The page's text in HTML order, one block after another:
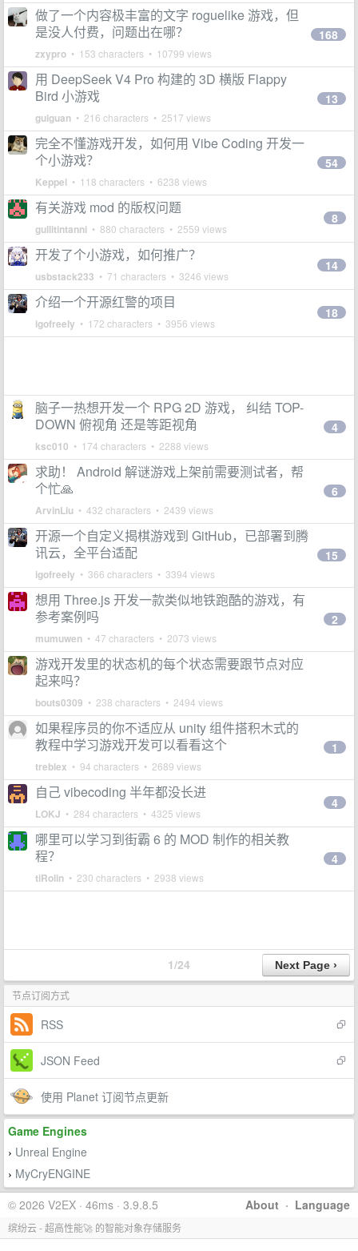
做了一个内容极丰富的文字 roguelike 游戏，但
是没人付费，问题出在哪？
zxypro • 153 characters • 10799 views
168
用 DeepSeek V4 Pro 构建的 3D 横版 Flappy
Bird 小游戏
guiguan • 216 characters • 2517 views
13
完全不懂游戏开发，如何用 Vibe Coding 开发一
个小游戏？
Keppel • 118 characters • 6238 views
54
有关游戏 mod 的版权问题
gullitintanni • 880 characters • 2559 views
8
开发了个小游戏，如何推广？
usbstack233 • 71 characters • 3246 views
14
介绍一个开源红警的项目
igofreely • 172 characters • 3956 views
18
脑子一热想开发一个 RPG 2D 游戏， 纠结 TOP-
DOWN 俯视角 还是等距视角
ksc010 • 174 characters • 2288 views
4
求助！ Android 解谜游戏上架前需要测试者，帮
个忙🙏
ArvinLiu • 432 characters • 2439 views
6
开源一个自定义揭棋游戏到 GitHub，已部署到腾
讯云，全平台适配
igofreely • 366 characters • 3394 views
15
想用 Three.js 开发一款类似地铁跑酷的游戏，有
参考案例吗
mumuwen • 47 characters • 2073 views
2
游戏开发里的状态机的每个状态需要跟节点对应
起来吗？
bouts0309 • 238 characters • 2494 views
如果程序员的你不适应从 unity 组件搭积木式的
教程中学习游戏开发可以看看这个
treblex • 94 characters • 2689 views
1
自己 vibecoding 半年都没长进
LOKJ • 284 characters • 4325 views
4
哪里可以学习到街霸 6 的 MOD 制作的相关教
程？
tiRolin • 230 characters • 2938 views
4
1/24
节点订阅方式
RSS
JSON Feed
使用 Planet 订阅节点更新
Game Engines
› Unreal Engine
› MyCryENGINE
About · Language
© 2026 V2EX · 46ms · 3.9.8.5
缤纷云 - 超高性能🚀 的智能对象存储服务